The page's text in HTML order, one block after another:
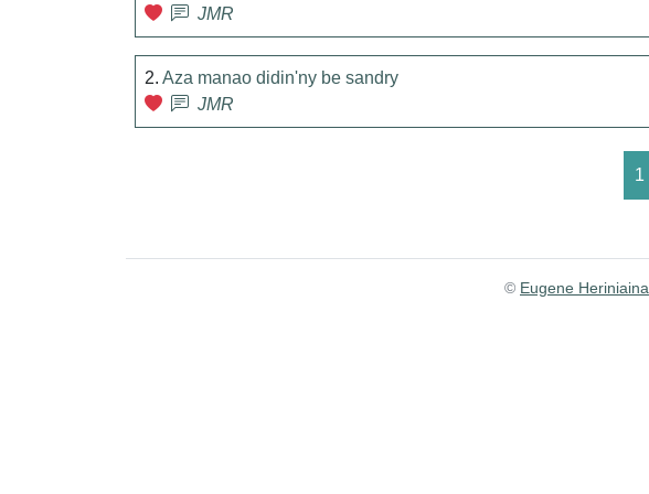
JMR
2. Aza manao didin'ny be sandry
JMR
1
© Eugene Heriniaina